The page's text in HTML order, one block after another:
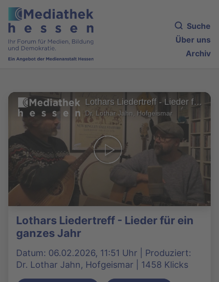
Suche
Über uns
Archiv
Lothars Liedertreff - Lieder für ein ganzes Jahr
Dr. Lothar Jahn, Hofgeismar
Lothars Liedertreff - Lieder für ein
ganzes Jahr
Datum: 06.02.2026, 11:51 Uhr | Produziert:
Dr. Lothar Jahn, Hofgeismar | 1458 Klicks